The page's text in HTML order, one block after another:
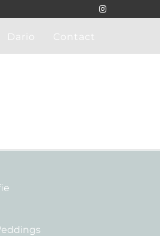
Dario Contact